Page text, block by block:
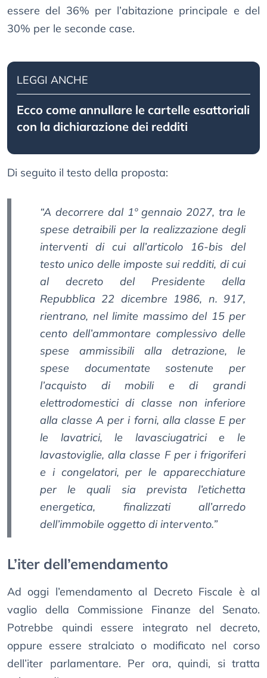
essere del 36% per l’abitazione principale e del
30% per le seconde case.
LEGGI ANCHE
Ecco come annullare le cartelle esattoriali
con la dichiarazione dei redditi
Di seguito il testo della proposta:
“A decorrere dal 1º gennaio 2027, tra le
spese detraibili per la realizzazione degli
interventi di cui all’articolo 16-bis del
testo unico delle imposte sui redditi, di cui
al decreto del Presidente della
Repubblica 22 dicembre 1986, n. 917,
rientrano, nel limite massimo del 15 per
cento dell’ammontare complessivo delle
spese ammissibili alla detrazione, le
spese documentate sostenute per
l’acquisto di mobili e di grandi
elettrodomestici di classe non inferiore
alla classe A per i forni, alla classe E per
le lavatrici, le lavasciugatrici e le
lavastoviglie, alla classe F per i frigoriferi
e i congelatori, per le apparecchiature
per le quali sia prevista l’etichetta
energetica, finalizzati all’arredo
dell’immobile oggetto di intervento.”
L’iter dell’emendamento
Ad oggi l’emendamento al Decreto Fiscale è al
vaglio della Commissione Finanze del Senato.
Potrebbe quindi essere integrato nel decreto,
oppure essere stralciato o modificato nel corso
dell’iter parlamentare. Per ora, quindi, si tratta